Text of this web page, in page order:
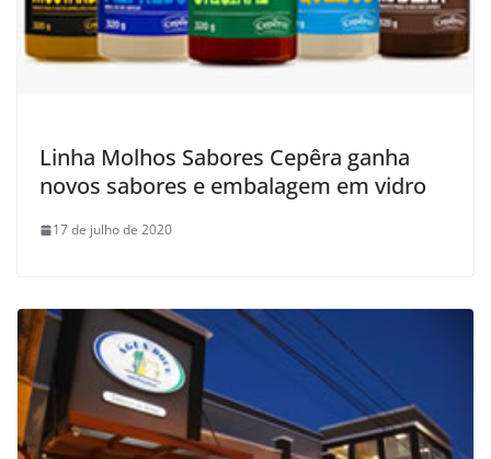
Linha Molhos Sabores Cepêra ganha
novos sabores e embalagem em vidro
17 de julho de 2020